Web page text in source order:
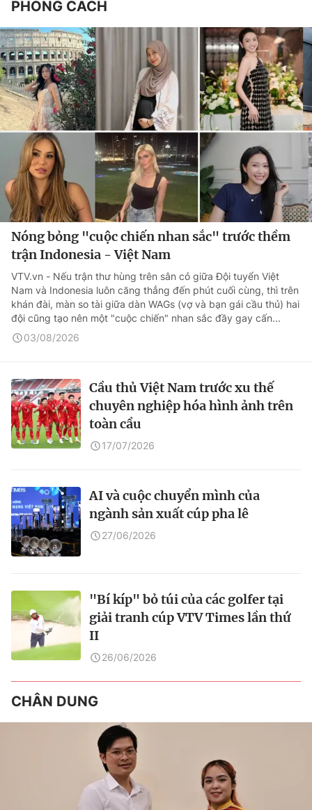
PHONG CÁCH
Nóng bỏng "cuộc chiến nhan sắc" trước thềm
trận Indonesia - Việt Nam
VTV.vn - Nếu trận thư hùng trên sân cỏ giữa Đội tuyển Việt
Nam và Indonesia luôn căng thẳng đến phút cuối cùng, thì trên
khán đài, màn so tài giữa dàn WAGs (vợ và bạn gái cầu thủ) hai
đội cũng tạo nên một "cuộc chiến" nhan sắc đầy gay cấn...
03/08/2026
Cầu thủ Việt Nam trước xu thế
chuyên nghiệp hóa hình ảnh trên
toàn cầu
17/07/2026
AI và cuộc chuyển mình của
ngành sản xuất cúp pha lê
27/06/2026
"Bí kíp" bỏ túi của các golfer tại
giải tranh cúp VTV Times lần thứ
II
26/06/2026
CHÂN DUNG